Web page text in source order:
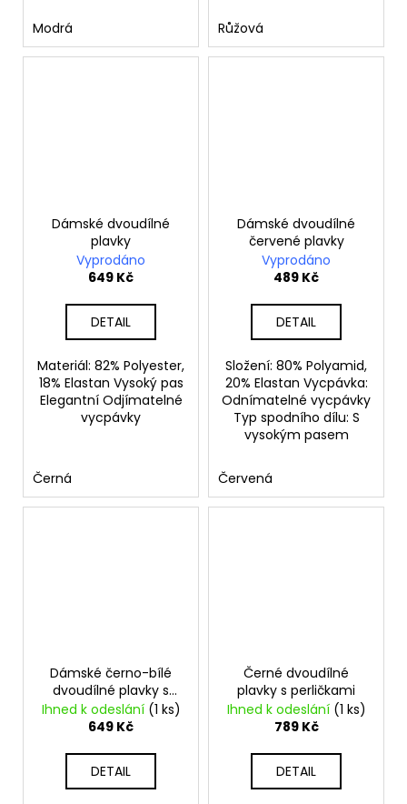
Modrá Růžová
Dámské dvoudílné
plavky
Vyprodáno
649 Kč
DETAIL
Materiál: 82% Polyester,
18% Elastan Vysoký pas
Elegantní Odjímatelné
vycpávky
Černá
Dámské dvoudílné
červené plavky
Vyprodáno
489 Kč
DETAIL
Složení: 80% Polyamid,
20% Elastan Vycpávka:
Odnímatelné vycpávky
Typ spodního dílu: S
vysokým pasem
Červená
Dámské černo-bílé
dvoudílné plavky s
kytičkami
Ihned k odeslání (1 ks)
649 Kč
DETAIL
Černé dvoudílné
plavky s perličkami
Ihned k odeslání (1 ks)
789 Kč
DETAIL